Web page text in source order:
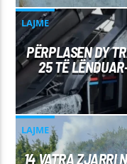
LAJME
PËRPLASEN DY
25 TË
LAJME
14 VATRA ZJARRI